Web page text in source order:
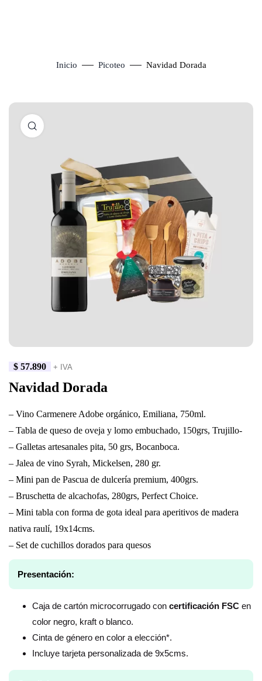
Inicio Picoteo Navidad Dorada
$ 57.890 + IVA
Navidad Dorada
– Vino Carmenere Adobe orgánico, Emiliana, 750ml.
– Tabla de queso de oveja y lomo embuchado, 150grs, Trujillo-
– Galletas artesanales pita, 50 grs, Bocanboca.
– Jalea de vino Syrah, Mickelsen, 280 gr.
– Mini pan de Pascua de dulcería premium, 400grs.
– Bruschetta de alcachofas, 280grs, Perfect Choice.
– Mini tabla con forma de gota ideal para aperitivos de madera
nativa raulí, 19x14cms.
– Set de cuchillos dorados para quesos
Presentación:
Caja de cartón microcorrugado con certificación FSC en
color negro, kraft o blanco.
Cinta de género en color a elección*.
Incluye tarjeta personalizada de 9x5cms.